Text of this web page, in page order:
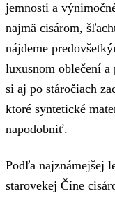
jemnosti a
najmä cisárom,
nájdeme
luxusnom oblečení
si aj po stáročiach
ktoré syntetické
napodobniť.
Podľa najznámejšej
starovekej Číne